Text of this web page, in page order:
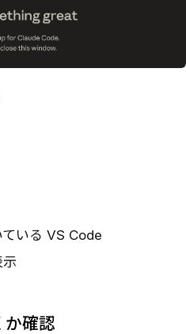
いる VS Code
確認